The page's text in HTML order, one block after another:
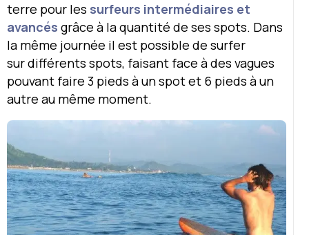
terre pour les surfeurs intermédiaires et
avancés grâce à la quantité de ses spots. Dans
la même journée il est possible de surfer
sur différents spots, faisant face à des vagues
pouvant faire 3 pieds à un spot et 6 pieds à un
autre au même moment.